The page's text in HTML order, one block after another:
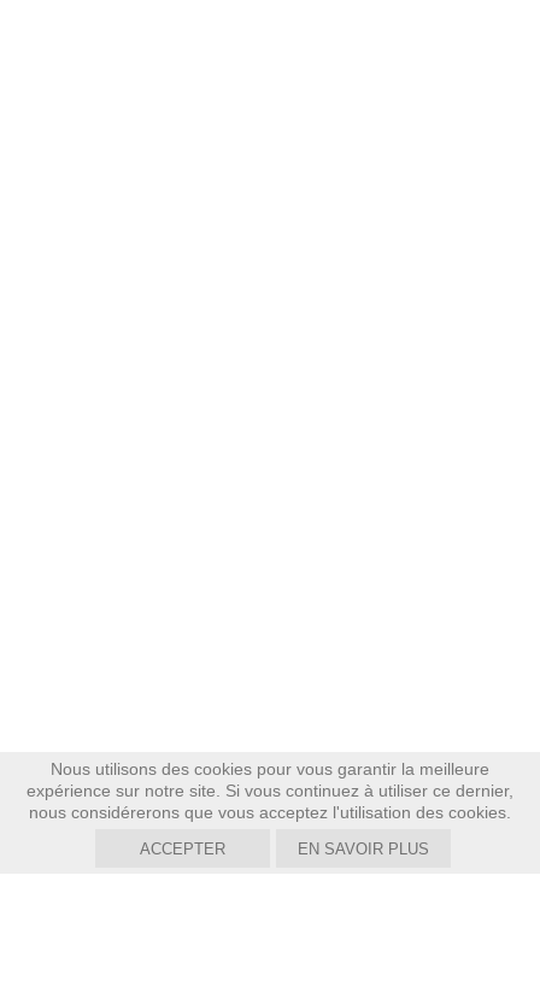
Nous utilisons des cookies pour vous garantir la meilleure
expérience sur notre site. Si vous continuez à utiliser ce dernier,
nous considérerons que vous acceptez l'utilisation des cookies.
ACCEPTER EN SAVOIR PLUS